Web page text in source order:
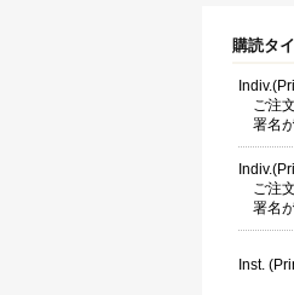
購読タ
ご注
署名
ご注
署名
Inst.